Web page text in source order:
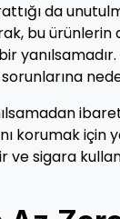
da
bu ürünlerin
korumak için
sigara